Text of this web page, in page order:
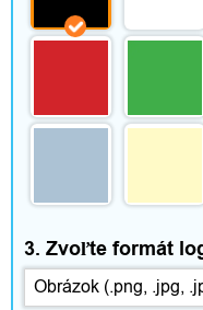
n
y
D
o
3. Zvoľte formát